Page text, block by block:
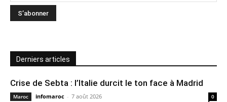
Derniers articles
Crise de Sebta : l’Italie durcit le ton face à Madrid
Maroc infomaroc - 7 août 2026 0